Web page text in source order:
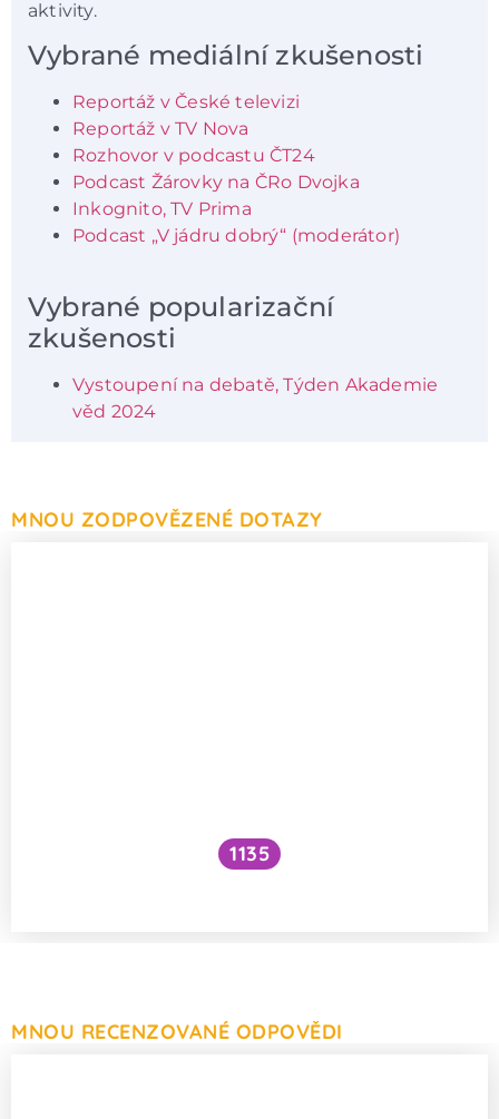
aktivity.
Vybrané mediální zkušenosti
Reportáž v České televizi
Reportáž v TV Nova
Rozhovor v podcastu ČT24
Podcast Žárovky na ČRo Dvojka
Inkognito, TV Prima
Podcast „V jádru dobrý“ (moderátor)
Vybrané popularizační
zkušenosti
Vystoupení na debatě, Týden Akademie
věd 2024
MNOU ZODPOVĚZENÉ DOTAZY
1135
MNOU RECENZOVANÉ ODPOVĚDI